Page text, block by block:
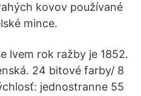
kovov používané
mince.
lvem rok ražby je 1852.
24 bitové farby/ 8
jednostranne 55